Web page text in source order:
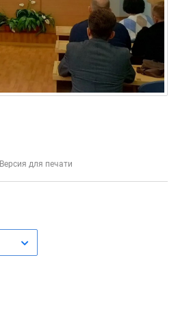
Версия для печати